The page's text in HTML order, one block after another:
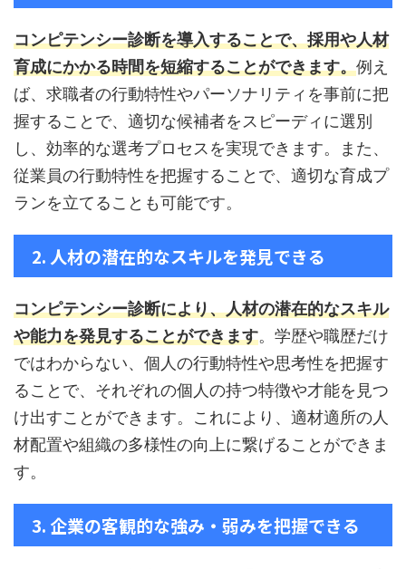
コンピテンシー診断を導入することで、採用や人材
育成にかかる時間を短縮することができます。例え
ば、求職者の行動特性やパーソナリティを事前に把
握することで、適切な候補者をスピーディに選別
し、効率的な選考プロセスを実現できます。また、
従業員の行動特性を把握することで、適切な育成プ
ランを立てることも可能です。
2. 人材の潜在的なスキルを発見できる
コンピテンシー診断により、人材の潜在的なスキル
や能力を発見することができます。学歴や職歴だけ
ではわからない、個人の行動特性や思考性を把握す
ることで、それぞれの個人の持つ特徴や才能を見つ
け出すことができます。これにより、適材適所の人
材配置や組織の多様性の向上に繋げることができま
す。
3. 企業の客観的な強み・弱みを把握できる